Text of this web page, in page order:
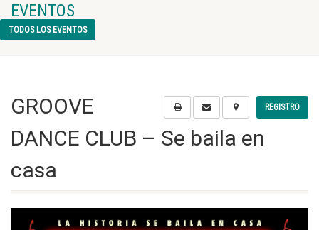
EVENTOS
TODOS LOS EVENTOS
REGISTRO
GROOVE
DANCE CLUB – Se baila en
casa